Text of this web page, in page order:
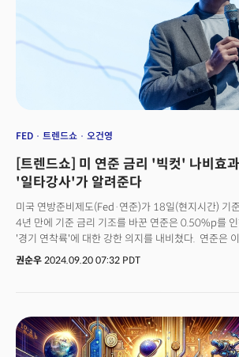
FED 트렌드쇼 오건영
[트렌드쇼] 미 연준 금리 '빅컷' 나비효
'일타강사'가 알려준다
미국 연방준비제도(Fed·연준)가 18일(현지시간) 기
4년 만에 기준 금리 기조를 바꾼 연준은 0.50%p를
'경기 연착륙'에 대한 강한 의지를 내비쳤다. 연준은
연방공개시장위원회(FOMC) 회의를 마무리하면서 "기
밝혔다. 인플레이션과 관련해서는 "여전히 다소 올라
상태지만 FOMC의 2% 목표를 향해 더 진전을 보였
목표에 대한 리스크는 대체로 균형을 이뤘다고 판단
권순우 2024.09.20 07:32 PDT